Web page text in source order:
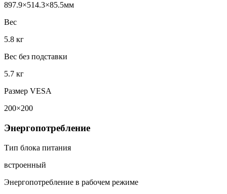
897.9×514.3×85.5мм
Вес
5.8 кг
Вес без подставки
5.7 кг
Размер VESA
200×200
Энергопотребление
Тип блока питания
встроенный
Энергопотребление в рабочем режиме